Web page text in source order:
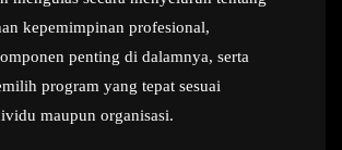
kepemimpinan profesional,
penting di dalamnya, serta
program yang tepat sesuai
maupun organisasi.